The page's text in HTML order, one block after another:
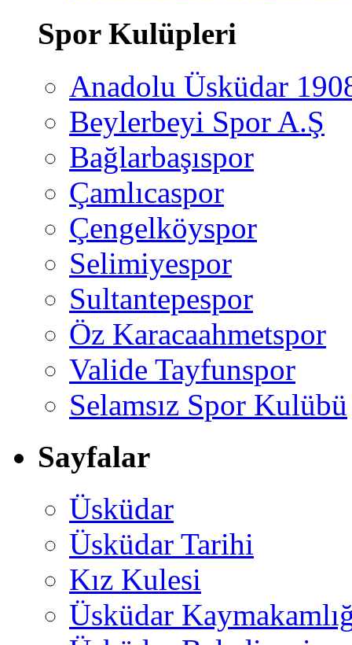
Spor Kulüpleri
Anadolu Üsküdar
Beylerbeyi Spor A.Ş
Bağlarbaşıspor
Çamlıcaspor
Çengelköyspor
Selimiyespor
Sultantepespor
Öz Karacaahmetspor
Valide Tayfunspor
Selamsız Spor Kulübü
Sayfalar
Üsküdar
Üsküdar Tarihi
Kız Kulesi
Üsküdar